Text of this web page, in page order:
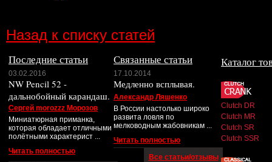
Назад к списку статей
Последние статьи
03.02.2016
NW Pencil 52 -
дальнобойный карандаш.
Сергей morozzz Морозов
Миниатюрная приманка,
которая обладает отличными
полётными характерист ...
Читать полностью
Связанные статьи
17.10.2014
Медленно всплывая.
Александр Ляшенко
В России настолько широко
развита ловля по
мелководным жабовникам ...
Читать полностью
Все статьи/отзывы
Каталог
Clutch DR
Clutch MR
Clutch SR
Clutch SSR